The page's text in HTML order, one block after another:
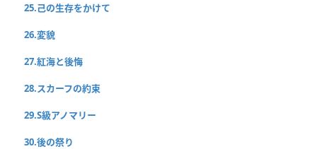
25.己の生存をかけて
26.変貌
27.紅海と後悔
28.スカーフの約束
29.S級アノマリー
30.後の祭り